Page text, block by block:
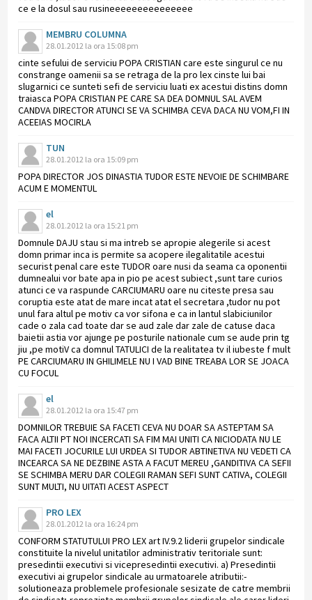
ce e la dosul sau rusineeeeeeeeeeeeeee
MEMBRU COLUMNA
28.01.2012 la ora 15:08 pm
cinte sefului de serviciu POPA CRISTIAN care este singurul ce nu
constrange oamenii sa se retraga de la pro lex cinste lui bai
slugarnici ce sunteti sefi de serviciu luati ex acestui distins domn
traiasca POPA CRISTIAN PE CARE SA DEA DOMNUL SAL AVEM
CANDVA DIRECTOR ATUNCI SE VA SCHIMBA CEVA DACA NU VOM,FI IN
ACEEIAS MOCIRLA
TUN
28.01.2012 la ora 15:09 pm
POPA DIRECTOR JOS DINASTIA TUDOR ESTE NEVOIE DE SCHIMBARE
ACUM E MOMENTUL
el
28.01.2012 la ora 15:21 pm
Domnule DAJU stau si ma intreb se apropie alegerile si acest
domn primar inca is permite sa acopere ilegalitatile acestui
securist penal care este TUDOR oare nusi da seama ca oponentii
dumnealui vor bate apa in pio pe acest subiect ,sunt tare curios
atunci ce va raspunde CARCIUMARU oare nu citeste presa sau
coruptia este atat de mare incat atat el secretara ,tudor nu pot
unul fara altul pe motiv ca vor sifona e ca in lantul slabiciunilor
cade o zala cad toate dar se aud zale dar zale de catuse daca
baietii astia vor ajunge pe posturile nationale cum se aude prin tg
jiu ,pe motiV ca domnul TATULICI de la realitatea tv il iubeste f mult
PE CARCIUMARU IN GHILIMELE NU I VAD BINE TREABA LOR SE JOACA
CU FOCUL
el
28.01.2012 la ora 15:47 pm
DOMNILOR TREBUIE SA FACETI CEVA NU DOAR SA ASTEPTAM SA
FACA ALTII PT NOI INCERCATI SA FIM MAI UNITI CA NICIODATA NU LE
MAI FACETI JOCURILE LUI URDEA SI TUDOR ABTINETIVA NU VEDETI CA
INCEARCA SA NE DEZBINE ASTA A FACUT MEREU ,GANDITIVA CA SEFII
SE SCHIMBA MERU DAR COLEGII RAMAN SEFI SUNT CATIVA, COLEGII
SUNT MULTI, NU UITATI ACEST ASPECT
PRO LEX
28.01.2012 la ora 16:24 pm
CONFORM STATUTULUI PRO LEX art IV.9.2 liderii grupelor sindicale
constituite la nivelul unitatilor administrativ teritoriale sunt:
presedintii executivi si vicepresedintii executivi. a) Presedintii
executivi ai grupelor sindicale au urmatoarele atributii:-
solutioneaza problemele profesionale sesizate de catre membrii